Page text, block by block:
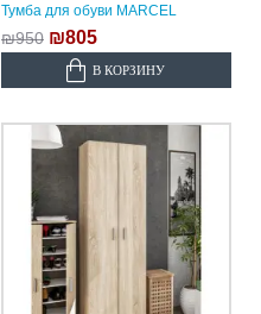
Тумба для обуви MARCEL
₪950 ₪805
В КОРЗИНУ